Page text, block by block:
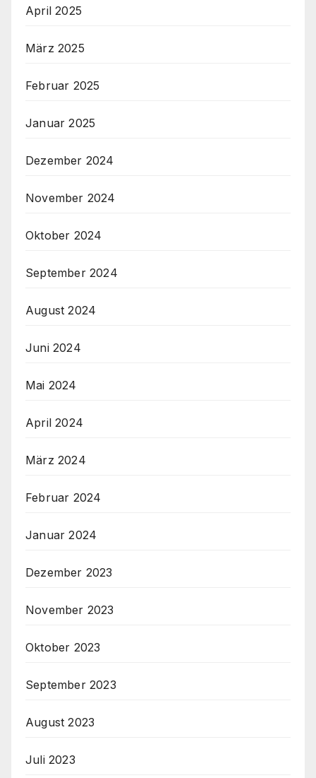
April 2025
März 2025
Februar 2025
Januar 2025
Dezember 2024
November 2024
Oktober 2024
September 2024
August 2024
Juni 2024
Mai 2024
April 2024
März 2024
Februar 2024
Januar 2024
Dezember 2023
November 2023
Oktober 2023
September 2023
August 2023
Juli 2023